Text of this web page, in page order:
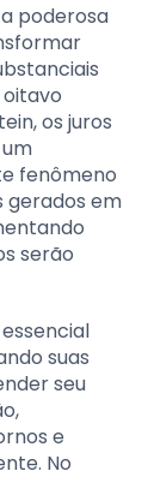
poderosa
os juros
fenômeno
gerados em
serão
suas
seu
e
No